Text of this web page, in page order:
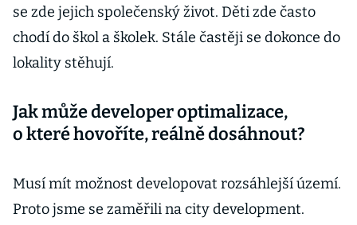
se zde jejich společenský život. Děti zde často
chodí do škol a školek. Stále častěji se dokonce do
lokality stěhují.
Jak může developer optimalizace,
o které hovoříte, reálně dosáhnout?
Musí mít možnost developovat rozsáhlejší území.
Proto jsme se zaměřili na city development.